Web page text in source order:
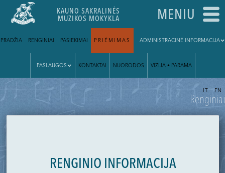
KAUNO SAKRALINĖS
MUZIKOS MOKYKLA
MENIU
PRADŽIA RENGINIAI PASIEKIMAI PRIĖMIMAS ADMINISTRACINĖ INFORMACIJA
PASLAUGOS KONTAKTAI NUORODOS VIZIJA • PARAMA
| LT EN
Renginiai
RENGINIO INFORMACIJA